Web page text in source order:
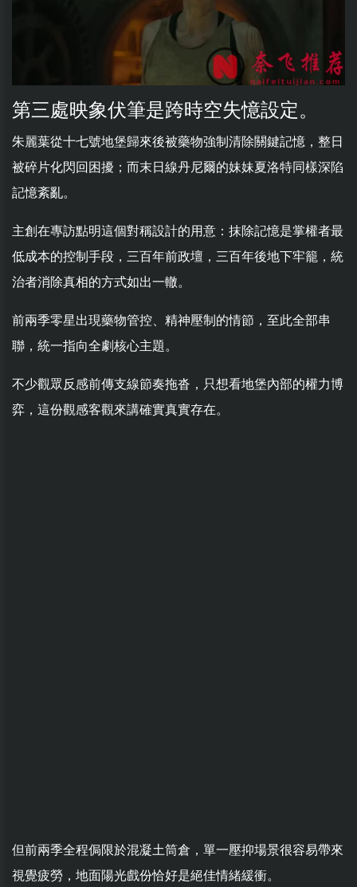
第三處映象伏筆是跨時空失憶設定。
朱麗葉從十七號地堡歸來後被藥物強制清除關鍵記憶，整日
被碎片化閃回困擾；而末日線丹尼爾的妹妹夏洛特同樣深陷
記憶紊亂。
主創在專訪點明這個對稱設計的用意：抹除記憶是掌權者最
低成本的控制手段，三百年前政壇，三百年後地下牢籠，統
治者消除真相的方式如出一轍。
前兩季零星出現藥物管控、精神壓制的情節，至此全部串
聯，統一指向全劇核心主題。
不少觀眾反感前傳支線節奏拖沓，只想看地堡內部的權力博
弈，這份觀感客觀來講確實真實存在。
但前兩季全程侷限於混凝土筒倉，單一壓抑場景很容易帶來
視覺疲勞，地面陽光戲份恰好是絕佳情緒緩衝。